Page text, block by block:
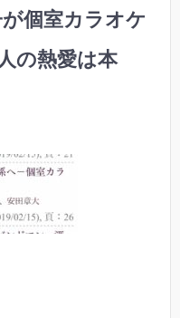
個室カラオケ
の熱愛は本